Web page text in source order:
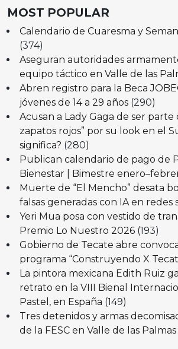
MOST POPULAR
Calendario de Cuaresma y
(374)
Aseguran autoridades
equipo táctico en Valle de las
Abren registro para la Beca
jóvenes de 14 a 29 años (290)
Acusan a Lady Gaga de ser
zapatos rojos” por su look en el
significa? (280)
Publican calendario de pago de
Bienestar | Bimestre
Muerte de “El Mencho” desata
falsas generadas con IA en redes
Yeri Mua posa con vestido de
Premio Lo Nuestro 2026 (193)
Gobierno de Tecate abre
programa “Construyendo X
La pintora mexicana Edith Ruiz
retrato en la VIII Bienal
Pastel, en España (149)
Tres detenidos y armas
de la FESC en Valle de las Palmas